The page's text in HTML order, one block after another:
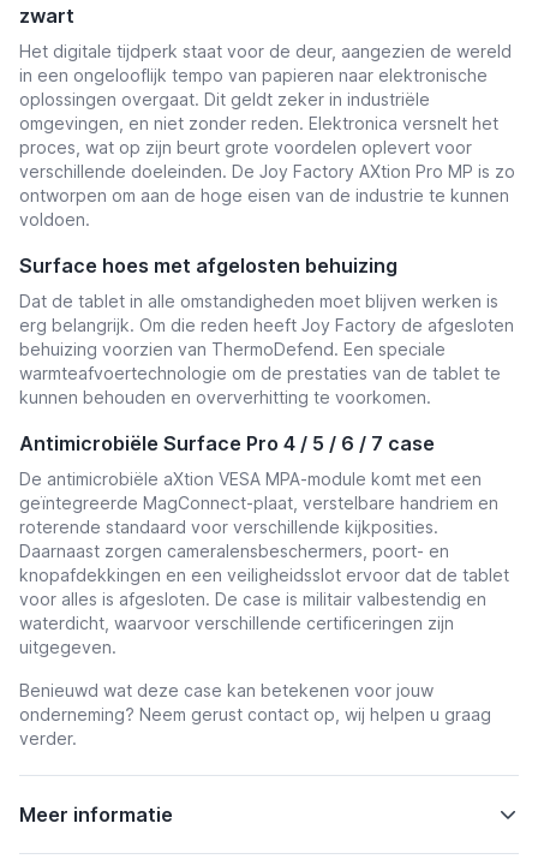
zwart
Het digitale tijdperk staat voor de deur, aangezien de wereld
in een ongelooflijk tempo van papieren naar elektronische
oplossingen overgaat. Dit geldt zeker in industriële
omgevingen, en niet zonder reden. Elektronica versnelt het
proces, wat op zijn beurt grote voordelen oplevert voor
verschillende doeleinden. De Joy Factory AXtion Pro MP is zo
ontworpen om aan de hoge eisen van de industrie te kunnen
voldoen.
Surface hoes met afgelosten behuizing
Dat de tablet in alle omstandigheden moet blijven werken is
erg belangrijk. Om die reden heeft Joy Factory de afgesloten
behuizing voorzien van ThermoDefend. Een speciale
warmteafvoertechnologie om de prestaties van de tablet te
kunnen behouden en oververhitting te voorkomen.
Antimicrobiële Surface Pro 4 / 5 / 6 / 7 case
De antimicrobiële aXtion VESA MPA-module komt met een
geïntegreerde MagConnect-plaat, verstelbare handriem en
roterende standaard voor verschillende kijkposities.
Daarnaast zorgen cameralensbeschermers, poort- en
knopafdekkingen en een veiligheidsslot ervoor dat de tablet
voor alles is afgesloten. De case is militair valbestendig en
waterdicht, waarvoor verschillende certificeringen zijn
uitgegeven.
Benieuwd wat deze case kan betekenen voor jouw
onderneming? Neem gerust contact op, wij helpen u graag
verder.
Meer informatie